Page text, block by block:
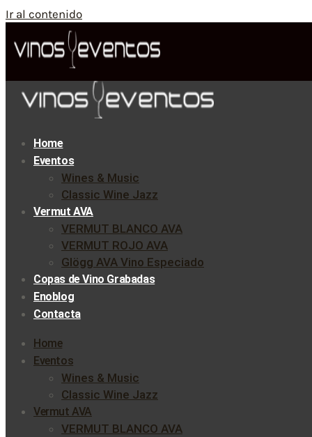
Ir al contenido
Home
Eventos
Wines & Music
Classic Wine Jazz
Vermut AVA
VERMUT BLANCO AVA
VERMUT ROJO AVA
Glögg AVA Vino Especiado
Copas de Vino Grabadas
Enoblog
Contacta
Home
Eventos
Wines & Music
Classic Wine Jazz
Vermut AVA
VERMUT BLANCO AVA